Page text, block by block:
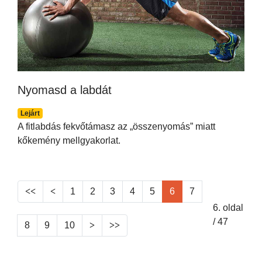
Nyomasd a labdát
Lejárt
A fitlabdás fekvőtámasz az „összenyomás” miatt
kőkemény mellgyakorlat.
1 2 3 4 5 6 7
8 9 10
6. oldal
/ 47